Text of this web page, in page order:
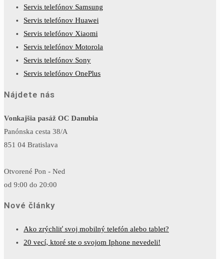
Servis telefónov Samsung
Servis telefónov Huawei
Servis telefónov Xiaomi
Servis telefónov Motorola
Servis telefónov Sony
Servis telefónov OnePlus
Nájdete nás
Vonkajšia pasáž OC Danubia
Panónska cesta 38/A
851 04 Bratislava
Otvorené Pon - Ned
od 9:00 do 20:00
Nové články
Ako zrýchliť svoj mobilný telefón alebo tablet?
20 vecí, ktoré ste o svojom Iphone nevedeli!